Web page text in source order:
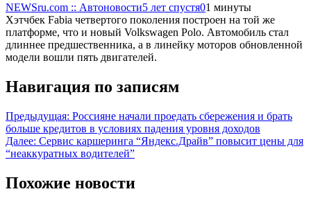
NEWSru.com :: Автоновости5 лет спустя01 минуты
Хэтчбек Fabia четвертого поколения построен на той же
платформе, что и новый Volkswagen Polo. Автомобиль стал
длиннее предшественника, а в линейку моторов обновленной
модели вошли пять двигателей.
Навигация по записям
Предыдущая: Россияне начали проедать сбережения и брать
больше кредитов в условиях падения уровня доходов
Далее: Сервис каршеринга “Яндекс.Драйв” повысит цены для
“неаккуратных водителей”
Похожие новости